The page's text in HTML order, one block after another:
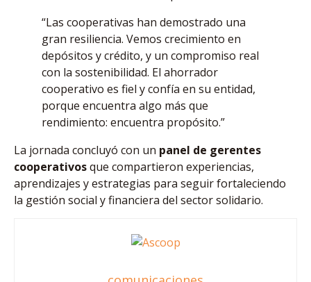
“Las cooperativas han demostrado una
gran resiliencia. Vemos crecimiento en
depósitos y crédito, y un compromiso real
con la sostenibilidad. El ahorrador
cooperativo es fiel y confía en su entidad,
porque encuentra algo más que
rendimiento: encuentra propósito.”
La jornada concluyó con un panel de gerentes
cooperativosque compartieron experiencias,
aprendizajes y estrategias para seguir fortaleciendo
la gestión social y financiera del sector solidario.